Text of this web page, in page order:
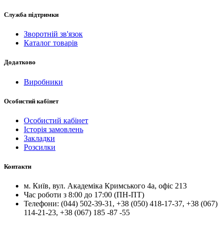
Служба підтримки
Зворотній зв'язок
Каталог товарів
Додатково
Виробники
Особистий кабінет
Особистий кабінет
Історія замовлень
Закладки
Розсилки
Контакти
м. Київ, вул. Академіка Кримського 4а, офіс 213
Час роботи з 8:00 до 17:00 (ПН-ПТ)
Телефони: (044) 502-39-31 , +38 (050) 418-17-37, +38 (067)
114-21-23, +38 (067) 185 -87 -55